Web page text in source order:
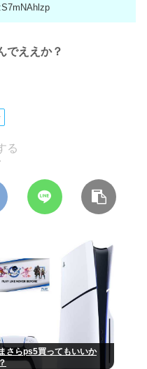
でええか？
る
さらps5買ってもいいか